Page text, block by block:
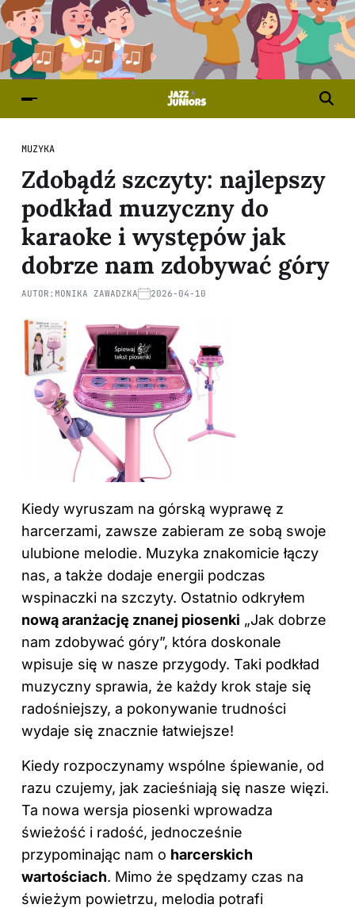
MUZYKA
Zdobądź szczyty: najlepszy
podkład muzyczny do
karaoke i występów jak
dobrze nam zdobywać góry
AUTOR: MONIKA ZAWADZKA 2026-04-10
Kiedy wyruszam na górską wyprawę z
harcerzami, zawsze zabieram ze sobą swoje
ulubione melodie. Muzyka znakomicie łączy
nas, a także dodaje energii podczas
wspinaczki na szczyty. Ostatnio odkryłem
nową aranżację znanej piosenki „Jak dobrze
nam zdobywać góry”, która doskonale
wpisuje się w nasze przygody. Taki podkład
muzyczny sprawia, że każdy krok staje się
radośniejszy, a pokonywanie trudności
wydaje się znacznie łatwiejsze!
Kiedy rozpoczynamy wspólne śpiewanie, od
razu czujemy, jak zacieśniają się nasze więzi.
Ta nowa wersja piosenki wprowadza
świeżość i radość, jednocześnie
przypominając nam o harcerskich
wartościach. Mimo że spędzamy czas na
świeżym powietrzu, melodia potrafi